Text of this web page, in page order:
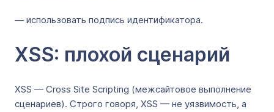
— использовать подпись идентификатора.
XSS: плохой сценарий
XSS — Cross Site Scripting (межсайтовое выполнение
сценариев). Строго говоря, XSS — не уязвимость, а